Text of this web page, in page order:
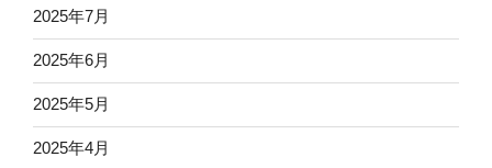
2025年7月
2025年6月
2025年5月
2025年4月